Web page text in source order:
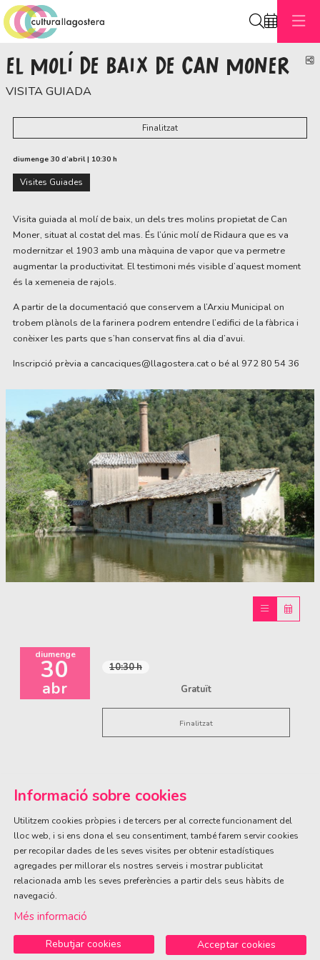
EL MOLÍ DE BAIX DE CAN MONER
VISITA GUIADA
Finalitzat
diumenge 30 d’abril| 10:30 h
Visites Guiades
Visita guiada al molí de baix, un dels tres molins propietat de Can
Moner, situat al costat del mas. És l’únic molí de Ridaura que es va
modernitzar el 1903 amb una màquina de vapor que va permetre
augmentar la productivitat. El testimoni més visible d’aquest moment
és la xemeneia de rajols.
A partir de la documentació que conservem a l’Arxiu Municipal on
trobem plànols de la farinera podrem entendre l’edifici de la fàbrica i
conèixer les parts que s’han conservat fins al dia d’avui.
Inscripció prèvia a cancaciques@llagostera.cat o bé al 972 80 54 36
diumenge
30
abr
10:30 h
Gratuït
Finalitzat
ÀREA DE CULTURA
Olivareta, 38 · T. 972 83 00 05cultura@llagostera.cat
Sitemap
Informació sobre cookies
Utilitzem cookies pròpies i de tercers per al correcte funcionament del
lloc web, i si ens dona el seu consentiment, també farem servir cookies
per recopilar dades de les seves visites per obtenir estadístiques
agregades per millorar els nostres serveis i mostrar publicitat
relacionada amb les seves preferències a partir dels seus hàbits de
navegació.
Més informació
Acceptar cookies
Rebutjar cookies